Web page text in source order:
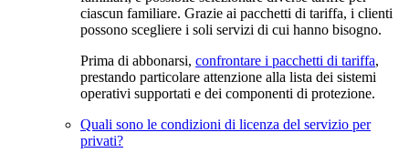
ciascun familiare. Grazie ai pacchetti di tariffa, i clienti
possono scegliere i soli servizi di cui hanno bisogno.
Prima di abbonarsi, confrontare i pacchetti di tariffa,
prestando particolare attenzione alla lista dei sistemi
operativi supportati e dei componenti di protezione.
Quali sono le condizioni di licenza del servizio per
privati?